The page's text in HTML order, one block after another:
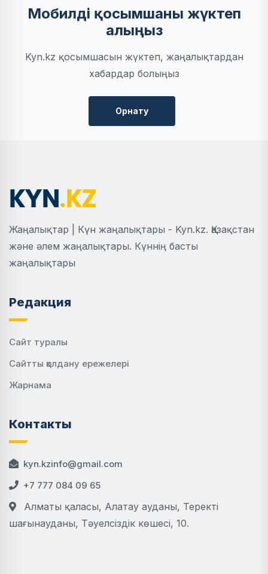
Мобилді қосымшаны жүктеп
алыңыз
Kyn.kz қосымшасын жүктеп, жаңалықтардан
хабардар болыңыз
Орнату
Жаңалықтар | Күн жаңалықтары - Kyn.kz. Қазақстан
және әлем жаңалықтары. Күннің басты
жаңалықтары
Редакция
Сайт туралы
Сайтты қолдану ережелері
Жарнама
Контакты
kyn.kzinfo@gmail.com
+7 777 084 09 65
Алматы қаласы, Алатау ауданы, Теректі
шағынауданы, Тәуелсіздік көшесі, 10.